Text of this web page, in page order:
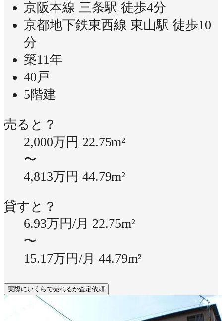
京阪本線 三条駅 徒歩4分
京都地下鉄東西線 東山駅 徒歩10
分
築11年
40戸
5階建
売ると？
2,000万円 22.75m²
〜
4,813万円 44.79m²
貸すと？
6.93万円/月 22.75m²
〜
15.17万円/月 44.79m²
実際にいくらで売れるか査定依頼